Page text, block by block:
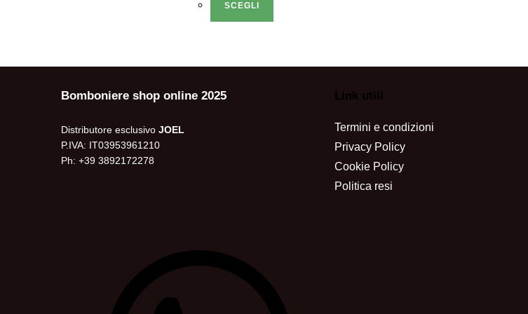
SCEGLI
Bomboniere shop online 2025
Distributore esclusivo JOEL
P.IVA: IT03953961210
Ph: +39 3892172278
Link utili
Termini e condizioni
Privacy Policy
Cookie Policy
Politica resi